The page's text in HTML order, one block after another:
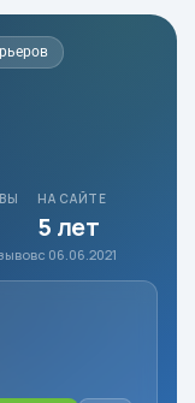
НА САЙТЕ
5 лет
с 06.06.2021